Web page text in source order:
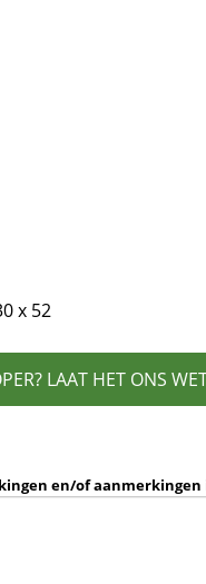
x 52
LAAT HET ONS
en/of aanmerkingen